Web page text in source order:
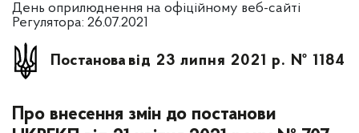
День оприлюднення на офіційному веб-сайті
Регулятора: 26.07.2021
Постанова від 23 липня 2021 р. № 1184
Про внесення змін до постанови